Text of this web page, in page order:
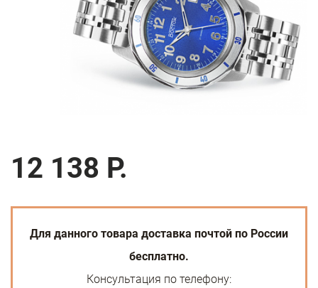
12 138 Р.
Для данного товара доставка почтой по России
бесплатно.
Консультация по телефону: